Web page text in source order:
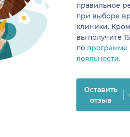
правильное
при выборе
клиники.
вы получите
по программе
лояльности.
Оставить
отзыв